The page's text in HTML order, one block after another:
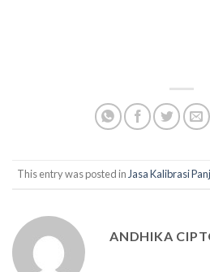
This entry was posted inJasa Kalibrasi
ANDHIKA